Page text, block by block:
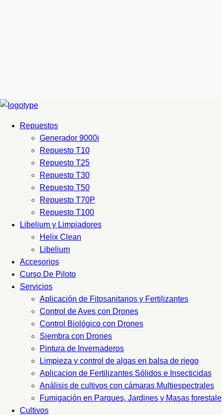
Repuestos
Generador 9000i
Repuesto T10
Repuesto T25
Repuesto T30
Repuesto T50
Repuesto T70P
Repuesto T100
Libelium y Limpiadores
Helix Clean
Libelium
Accesorios
Curso De Piloto
Servicios
Aplicación de Fitosanitarios y Fertilizantes
Control de Aves con Drones
Control Biológico con Drones
Siembra con Drones
Pintura de Invernaderos
Limpieza y control de algas en balsa de riego
Aplicacion de Fertilizantes Sólidos e Insecticidas
Análisis de cultivos con cámaras Multiespectrales
Fumigación en Parques, Jardines y Masas
Cultivos